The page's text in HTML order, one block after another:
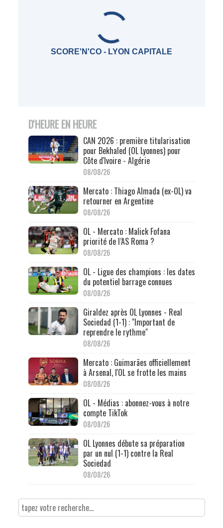
SCORE'N'CO - LYON CAPITALE
D'HEURE EN HEURE
CAN 2026 : première titularisation
pour Bekhaled (OL Lyonnes) pour
Côte d'Ivoire - Algérie
08/08/26
Mercato : Thiago Almada (ex-OL) va
retourner en Argentine
08/08/26
OL - Mercato : Malick Fofana
priorité de l’AS Roma ?
08/08/26
OL - Ligue des champions : les dates
du potentiel barrage connues
08/08/26
Giraldez après OL Lyonnes - Real
Sociedad (1-1) : "Important de
reprendre le rythme"
08/08/26
Mercato : Guimarães officiellement
à Arsenal, l'OL se frotte les mains
08/08/26
OL - Médias : abonnez-vous à notre
compte TikTok
08/08/26
OL Lyonnes débute sa préparation
par un nul (1-1) contre la Real
Sociedad
08/08/26